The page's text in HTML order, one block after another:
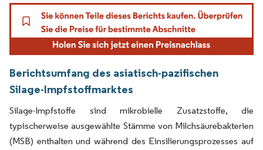
Berichtsumfang des asiatisch-pazifischen
Silage-Impfstoffmarktes
Silage-Impfstoffe sind mikrobielle Zusatzstoffe, die
typischerweise ausgewählte Stämme von Milchsäurebakterien
(MSB) enthalten und während des Einsilierungsprozesses auf